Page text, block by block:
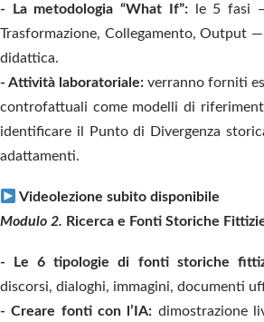
- La metodologia “What If”:
le 5 fasi
Trasformazione, Collegamento, Output
didattica.
- Attività laboratoriale: verranno forniti
controfattuali come modelli di
identificare il Punto di Divergenza
adattamenti.
Videolezione subito disponibile
Modulo 2. Ricerca e Fonti Storiche
- Le 6 tipologie di fonti storiche
discorsi, dialoghi, immagini, documenti
- Creare fonti con l’IA: dimostrazione